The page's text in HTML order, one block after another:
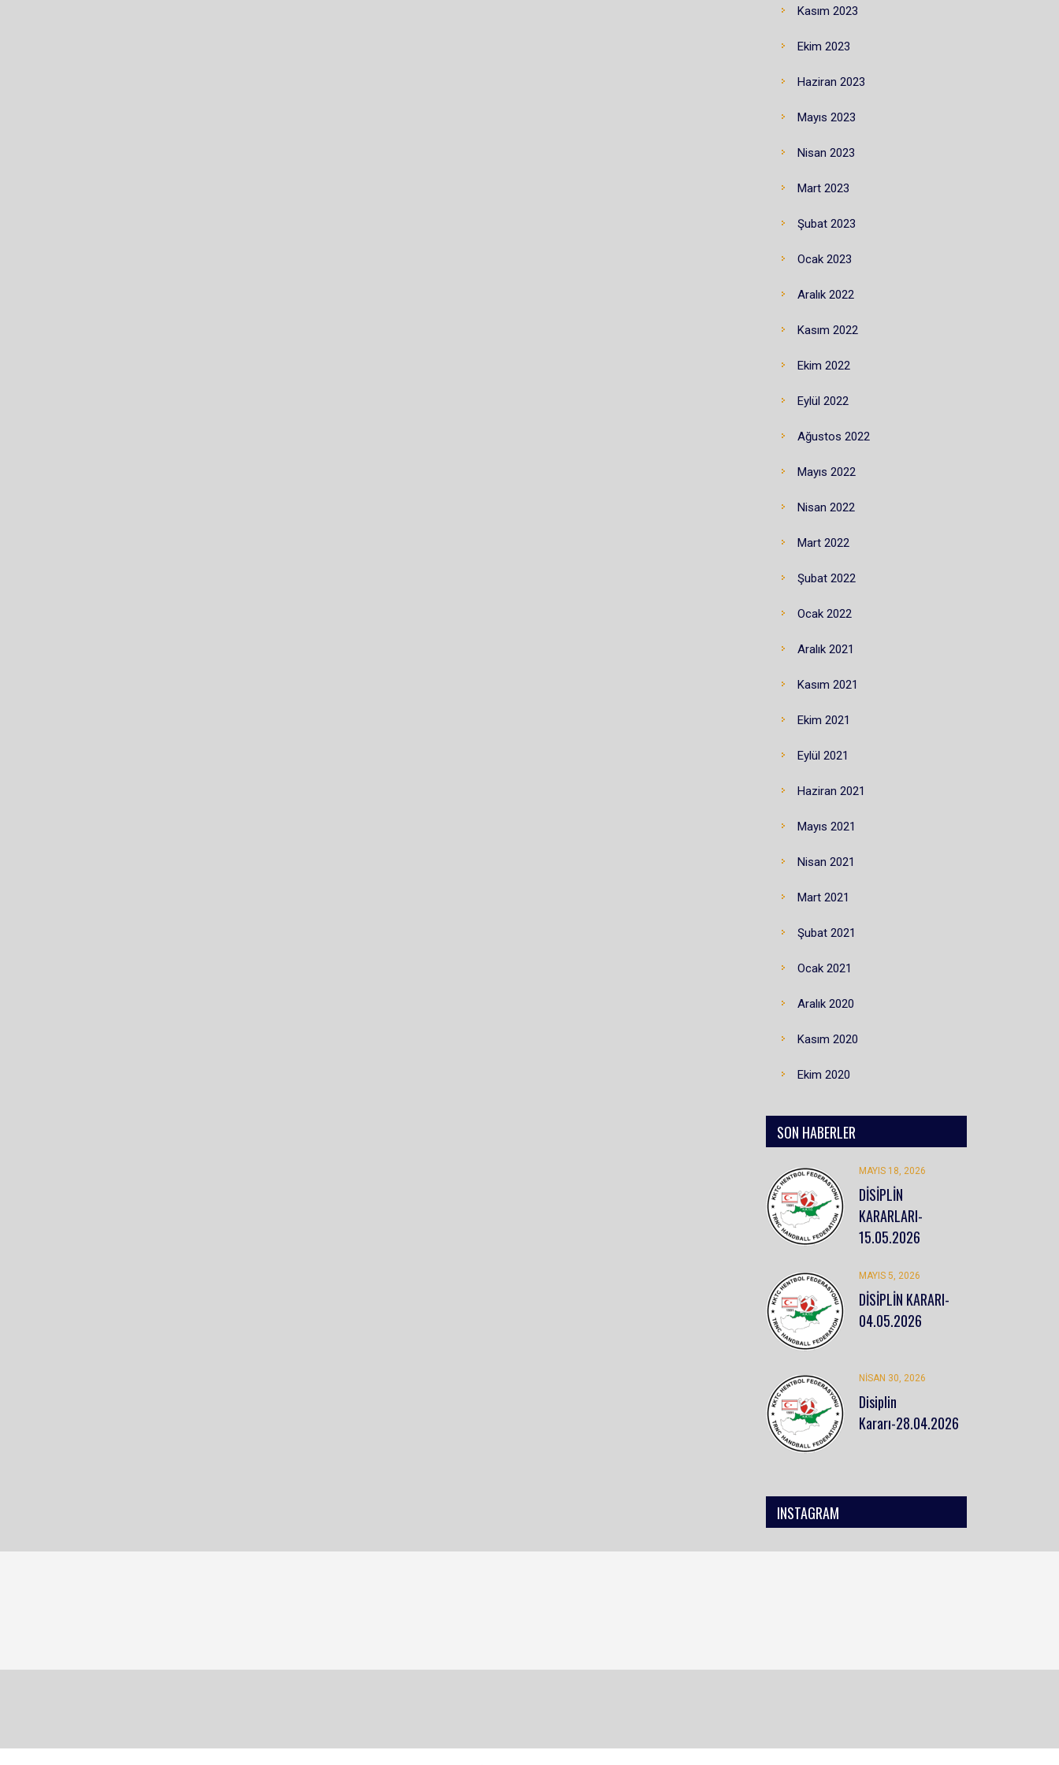
Kasım 2023
Ekim 2023
Haziran 2023
Mayıs 2023
Nisan 2023
Mart 2023
Şubat 2023
Ocak 2023
Aralık 2022
Kasım 2022
Ekim 2022
Eylül 2022
Ağustos 2022
Mayıs 2022
Nisan 2022
Mart 2022
Şubat 2022
Ocak 2022
Aralık 2021
Kasım 2021
Ekim 2021
Eylül 2021
Haziran 2021
Mayıs 2021
Nisan 2021
Mart 2021
Şubat 2021
Ocak 2021
Aralık 2020
Kasım 2020
Ekim 2020
SON HABERLER
MAYIS 18, 2026
DİSİPLİN
KARARLARI-
15.05.2026
MAYIS 5, 2026
DİSİPLİN KARARI-
04.05.2026
NISAN 30, 2026
Disiplin
Kararı-28.04.2026
INSTAGRAM